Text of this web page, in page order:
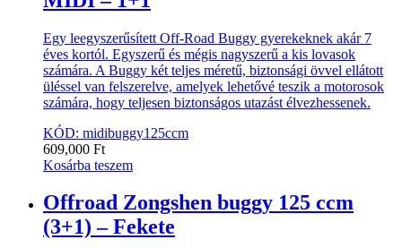
Egy leegyszerűsített Off-Road Buggy gyerekeknek akár 7
éves kortól. Egyszerű és mégis nagyszerű a kis lovasok
számára. A Buggy két teljes méretű, biztonsági övvel ellátott
üléssel van felszerelve, amelyek lehetővé teszik a motorosok
számára, hogy teljesen biztonságos utazást élvezhessenek.
KÓD: midibuggy125ccm
609,000 Ft
Kosárba teszem
Offroad Zongshen buggy 125 ccm
(3+1) – Fekete